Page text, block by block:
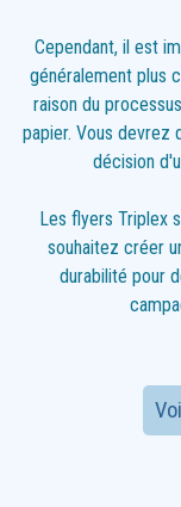
Cependant, il est
généralement plus
raison du
papier. Vous
décision
Les flyers Triplex
souhaitez créer
durabilité pour